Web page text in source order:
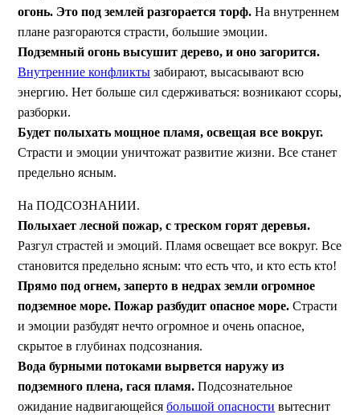
огонь. Это под землей разгорается торф. На внутреннем
плане разгораются страсти, большие эмоции.
Подземный огонь высушит дерево, и оно загорится.
Внутренние конфликты забирают, высасывают всю
энергию. Нет больше сил сдерживаться: возникают ссоры,
разборки.
Будет полыхать мощное пламя, освещая все вокруг.
Страсти и эмоции уничтожат развитие жизни. Все станет
предельно ясным.
На ПОДСОЗНАНИИ.
Полыхает лесной пожар, с треском горят деревья.
Разгул страстей и эмоций. Пламя освещает все вокруг. Все
становится предельно ясным: что есть что, и кто есть кто!
Прямо под огнем, заперто в недрах земли огромное
подземное море. Пожар разбудит опасное море. Страсти
и эмоции разбудят нечто огромное и очень опасное,
скрытое в глубинах подсознания.
Вода бурными потоками вырвется наружу из
подземного плена, гася пламя. Подсознательное
ожидание надвигающейся большой опасности вытеснит